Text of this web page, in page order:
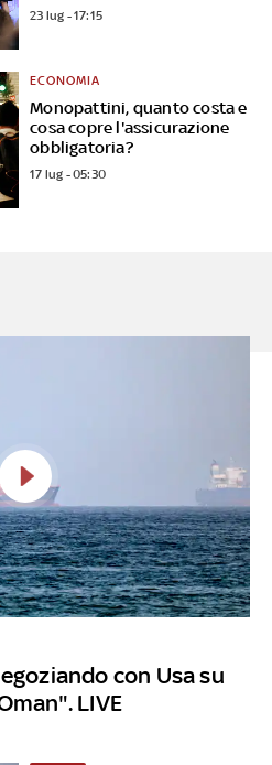
23 lug - 17:15
Monopattini, quanto costa e
cosa copre l'assicurazione
obbligatoria?
ECONOMIA
17 lug - 05:30
con Usa su
LIVE